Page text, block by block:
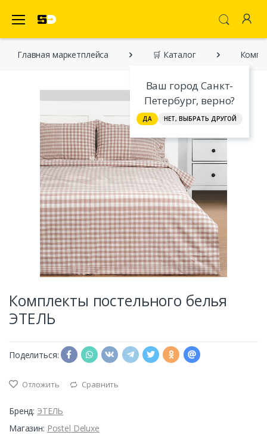
Ваш город Санкт-
Петербург, верно?
ДА НЕТ, ВЫБРАТЬ ДРУГОЙ
Главная марĸетплейса 🛒 Каталог
Комплекты постельного белья
ЭТЕЛЬ
Поделиться:
Отложить Сравнить
Бренд: ЭТЕЛЬ
Магазин: Postel Deluxe